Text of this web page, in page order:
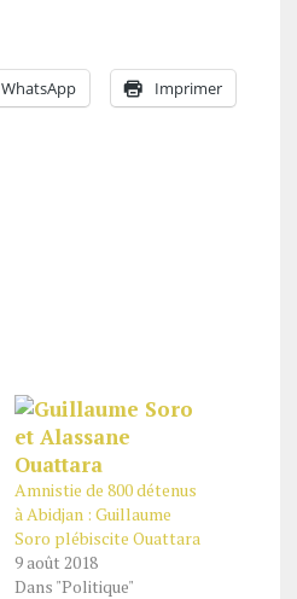
WhatsApp Imprimer
Amnistie de 800 détenus
à Abidjan : Guillaume
Soro plébiscite Ouattara
9 août 2018
Dans "Politique"